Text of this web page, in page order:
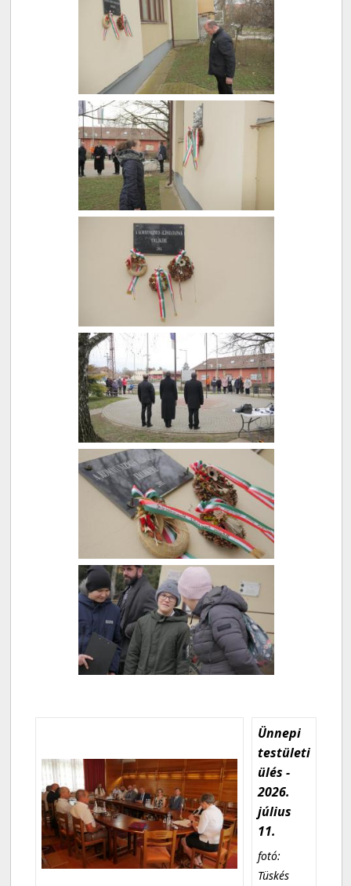
Ünnepi
testületi
ülés -
2026.
július
11.
fotó:
Tüskés